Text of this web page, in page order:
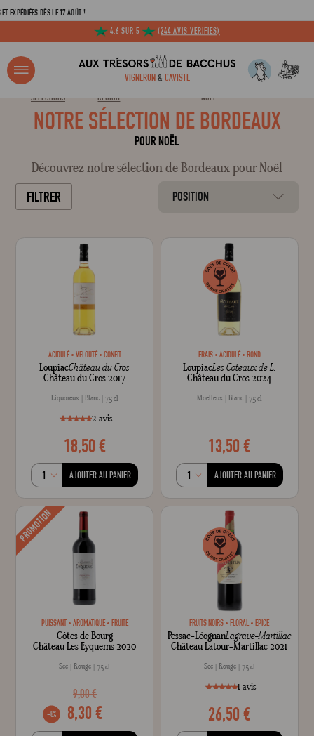
DÈS LE 17 AOÛT !
4,6 SUR 5
(244 AVIS VÉRIFIÉS)
VIGNERON& CAVISTE
Adresse email
Mot de passe
?
SÉLECTIONS
RÉGION
NOTRE SÉLECTION DE BORDEAUX POUR
NOËL
NOTRE SÉLECTION DE BORDEAUX
POUR NOËL
Découvrez notre sélection de Bordeaux pour Noël
FILTRER
POSITION
ACIDULÉ VELOUTÉ CONFIT
LoupiacChâteau du Cros
Château du Cros 2017
Liquoreux Blanc 75 cl
style="width: 100%;"100
% of100
2 avis
18,50 €
AJOUTER AU PANIER
FRAIS ACIDULÉ ROND
LoupiacLes Coteaux de L.
Château du Cros 2024
Moelleux Blanc 75 cl
13,50 €
AJOUTER AU PANIER
PROMOTION
PUISSANT AROMATIQUE FRUITÉ
Côtes de Bourg
Château Les Eyquems 2020
Sec Rouge 75 cl
9,00 €
-8% 8,30 €
FRUITS NOIRS FLORAL ÉPICÉ
Pessac-LéognanLagrave-Martillac
Château Latour-Martillac 2021
Sec Rouge 75 cl
style="width:
% of100
1 avis
26,50 €